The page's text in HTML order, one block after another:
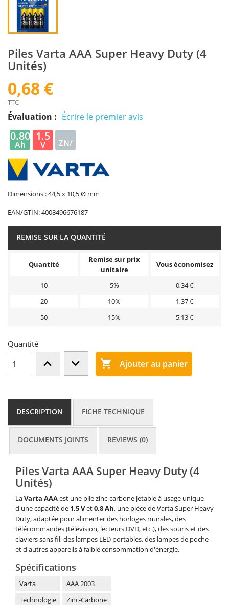
Piles Varta AAA Super Heavy Duty (4
Unités)
0,68 €
TTC
Évaluation : Écrire le premier avis
0.80
Ah
1.5
V
ZN/
CA
Dimensions : 44,5 x 10,5 Ø mm
EAN/GTIN:4008496676187
REMISE SUR LA QUANTITÉ
Quantité
Remise sur prix
unitaire
Vous économisez
10 5%
0,34 €
20
10%
1,37 €
50
15% 5,13 €
Quantité
 Ajouter au panier
DESCRIPTION FICHE TECHNIQUE
DOCUMENTS JOINTS REVIEWS (0)
Piles Varta AAA Super Heavy Duty (4
Unités)
LaVarta AAAest une pile zinc-carbone jetable à usage unique
d'une capacité de 1,5 Vet0,8 Ah, une pièce de Varta Super Heavy
Duty, adaptée pour alimenter des horloges murales, des
télécommandes (télévision, lecteurs DVD, etc.), des souris et des
claviers sans fil, des lampes LED portables, des lampes de poche
et d'autres appareils à faible consommation d'énergie.
Spécifications
Varta
AAA 2003
Technologie
Zinc-Carbone